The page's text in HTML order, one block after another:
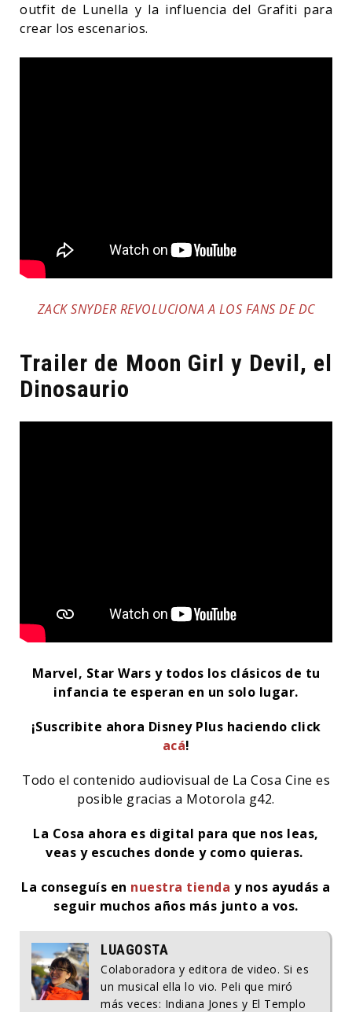
outfit de Lunella y la influencia del Grafiti para
crear los escenarios.
ZACK SNYDER REVOLUCIONA A LOS FANS DE DC
Trailer de Moon Girl y Devil, el
Dinosaurio
Marvel, Star Wars y todos los clásicos de tu
infancia te esperan en un solo lugar.
¡Suscribite ahora Disney Plus haciendo click
acá!
Todo el contenido audiovisual de La Cosa Cine es
posible gracias a Motorola g42.
La Cosa ahora es digital para que nos leas,
veas y escuches donde y como quieras.
La conseguís en nuestra tienda y nos ayudás a
seguir muchos años más junto a vos.
LUAGOSTA
Colaboradora y editora de video. Si es
un musical ella lo vio. Peli que miró
más veces: Indiana Jones y El Templo